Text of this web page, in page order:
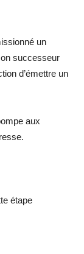
un
successeur
d’émettre un
aux
étape